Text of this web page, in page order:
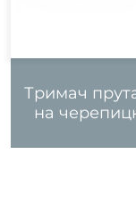
Тримач
на